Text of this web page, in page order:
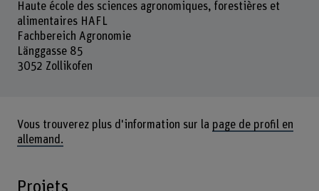
Haute école des sciences agronomiques, forestières et
alimentaires HAFL
Fachbereich Agronomie
Länggasse 85
3052 Zollikofen
Vous trouverez plus d'information sur la page de profil en
allemand.
Projets